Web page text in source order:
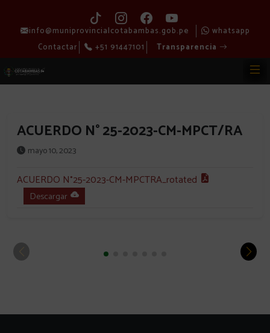
info@muniprovincialcotabambas.gob.pe
whatsapp
Contactar
+51 91447101 Transparencia
ACUERDO N° 25-2023-CM-MPCT/RA
mayo 10, 2023
ACUERDO N°25-2023-CM-MPCTRA_rotated
Descargar